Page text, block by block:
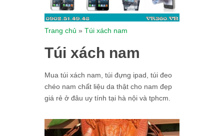
Trang chủ » Túi xách nam
Túi xách nam
Mua túi xách nam, túi đựng ipad, túi đeo
chéo nam chất liệu da thật cho nam đẹp
giá rẻ ở đâu uy tính tại hà nội và tphcm.